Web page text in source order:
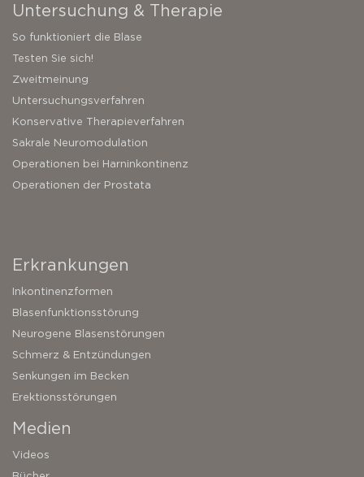
Untersuchung & Therapie
So funktioniert die Blase
Testen Sie sich!
Zweitmeinung
Untersuchungsverfahren
Konservative Therapieverfahren
Sakrale Neuromodulation
Operationen bei Harninkontinenz
Operationen der Prostata
Erkrankungen
Inkontinenzformen
Blasenfunktionsstörung
Neurogene Blasenstörungen
Schmerz & Entzündungen
Senkungen im Becken
Erektionsstörungen
Medien
Videos